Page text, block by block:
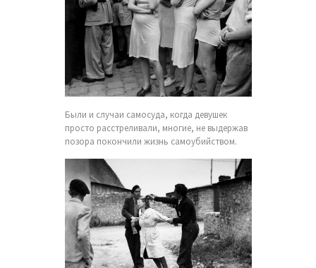
Были и случаи самосуда, когда девушек
просто расстреливали, многие, не выдержав
позора покончили жизнь самоубийством.